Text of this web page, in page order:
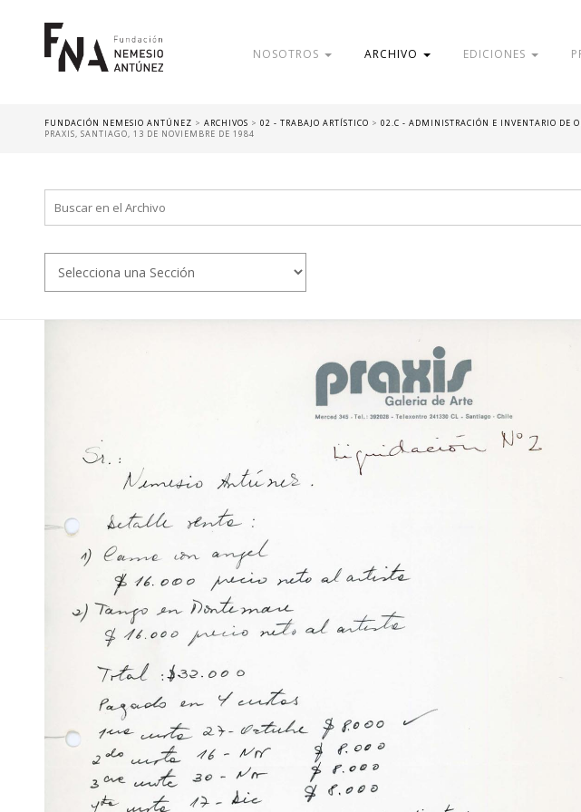
NOSOTROS ARCHIVO EDICIONES
FUNDACIÓN NEMESIO ANTÚNEZ > ARCHIVOS > 02 - TRABAJO ARTÍSTICO > 02.C - ADMINISTRACIÓN E INVENTARIO DE
PRAXIS, SANTIAGO, 13 DE NOVIEMBRE DE 1984